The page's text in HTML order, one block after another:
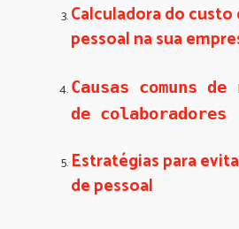
Calculadora do
pessoal na sua
Causas comuns
de colaboradores
Estratégias para
de pessoal